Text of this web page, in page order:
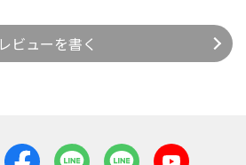
レビューを書く